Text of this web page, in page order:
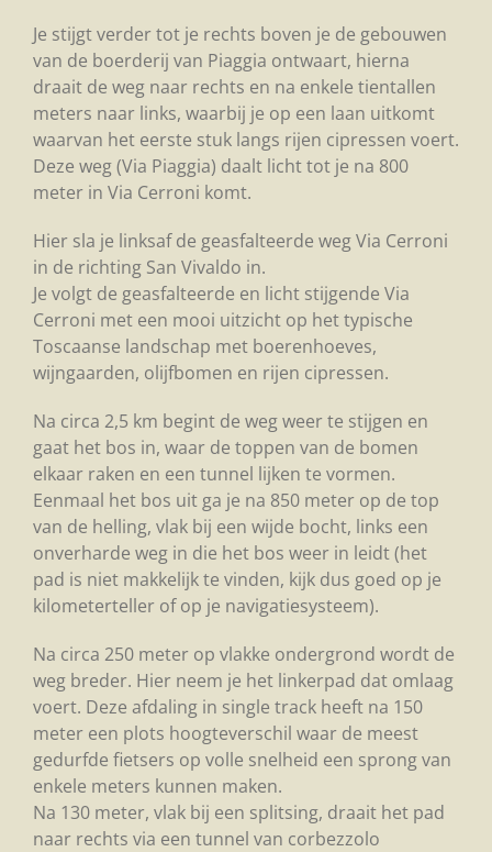
Je stijgt verder tot je rechts boven je de gebouwen
van de boerderij van Piaggia ontwaart, hierna
draait de weg naar rechts en na enkele tientallen
meters naar links, waarbij je op een laan uitkomt
waarvan het eerste stuk langs rijen cipressen voert.
Deze weg (Via Piaggia) daalt licht tot je na 800
meter in Via Cerroni komt.
Hier sla je linksaf de geasfalteerde weg Via Cerroni
in de richting San Vivaldo in.
Je volgt de geasfalteerde en licht stijgende Via
Cerroni met een mooi uitzicht op het typische
Toscaanse landschap met boerenhoeves,
wijngaarden, olijfbomen en rijen cipressen.
Na circa 2,5 km begint de weg weer te stijgen en
gaat het bos in, waar de toppen van de bomen
elkaar raken en een tunnel lijken te vormen.
Eenmaal het bos uit ga je na 850 meter op de top
van de helling, vlak bij een wijde bocht, links een
onverharde weg in die het bos weer in leidt (het
pad is niet makkelijk te vinden, kijk dus goed op je
kilometerteller of op je navigatiesysteem).
Na circa 250 meter op vlakke ondergrond wordt de
weg breder. Hier neem je het linkerpad dat omlaag
voert. Deze afdaling in single track heeft na 150
meter een plots hoogteverschil waar de meest
gedurfde fietsers op volle snelheid een sprong van
enkele meters kunnen maken.
Na 130 meter, vlak bij een splitsing, draait het pad
naar rechts via een tunnel van corbezzolo